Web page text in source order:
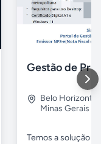
Belo Horizonte
Minas Gerais
Temos a solução